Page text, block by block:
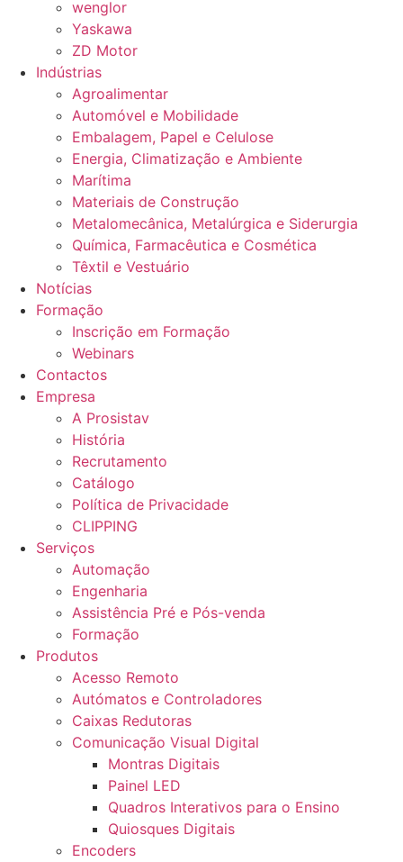
wenglor
Yaskawa
ZD Motor
Indústrias
Agroalimentar
Automóvel e Mobilidade
Embalagem, Papel e Celulose
Energia, Climatização e Ambiente
Marítima
Materiais de Construção
Metalomecânica, Metalúrgica e Siderurgia
Química, Farmacêutica e Cosmética
Têxtil e Vestuário
Notícias
Formação
Inscrição em Formação
Webinars
Contactos
Empresa
A Prosistav
História
Recrutamento
Catálogo
Política de Privacidade
CLIPPING
Serviços
Automação
Engenharia
Assistência Pré e Pós-venda
Formação
Produtos
Acesso Remoto
Autómatos e Controladores
Caixas Redutoras
Comunicação Visual Digital
Montras Digitais
Painel LED
Quadros Interativos para o Ensino
Quiosques Digitais
Encoders